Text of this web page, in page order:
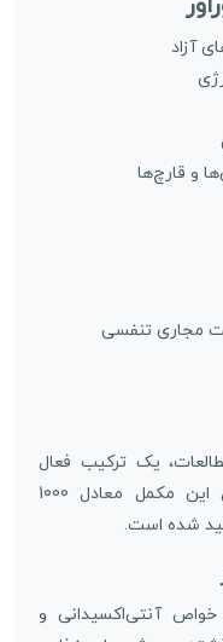
آزاد
و قارچ‌ها
مجاری تنفسی
یک ترکیب فعال
گیاهی محسوب می‌شود. هر کپسول این مکمل معادل 1000
شده است.
آنتی‌اکسیدانی و